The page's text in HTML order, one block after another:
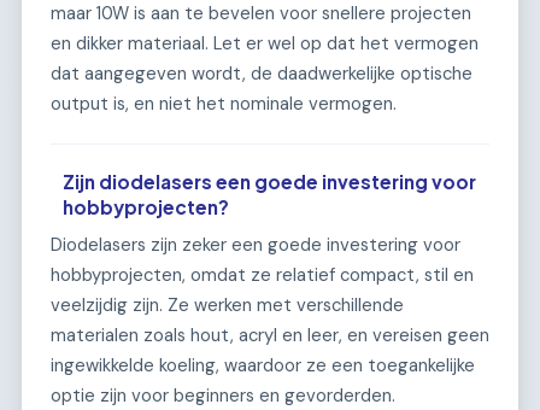
maar 10W is aan te bevelen voor snellere projecten
en dikker materiaal. Let er wel op dat het vermogen
dat aangegeven wordt, de daadwerkelijke optische
output is, en niet het nominale vermogen.
Zijn diodelasers een goede investering voor
hobbyprojecten?
Diodelasers zijn zeker een goede investering voor
hobbyprojecten, omdat ze relatief compact, stil en
veelzijdig zijn. Ze werken met verschillende
materialen zoals hout, acryl en leer, en vereisen geen
ingewikkelde koeling, waardoor ze een toegankelijke
optie zijn voor beginners en gevorderden.